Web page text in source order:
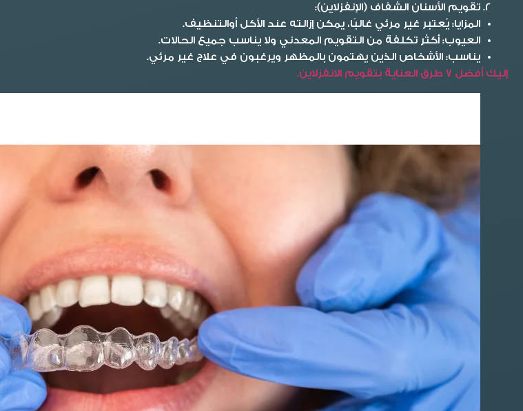
تقويم الأسنان الشفاف (الإنفزلاين):
المزايا: يُعتبر غير مرئي غالبًا، يمكن إزالته عند الأكل أوالتنظيف.
العيوب: أكثر تكلفة من التقويم المعدني ولا يناسب جميع الحالات.
يناسب: الأشخاص الذين يهتمون بالمظهر ويرغبون في علاج غير مرئي.
إليك أفضل 7 طرق العناية بتقويم الانفزلاين.